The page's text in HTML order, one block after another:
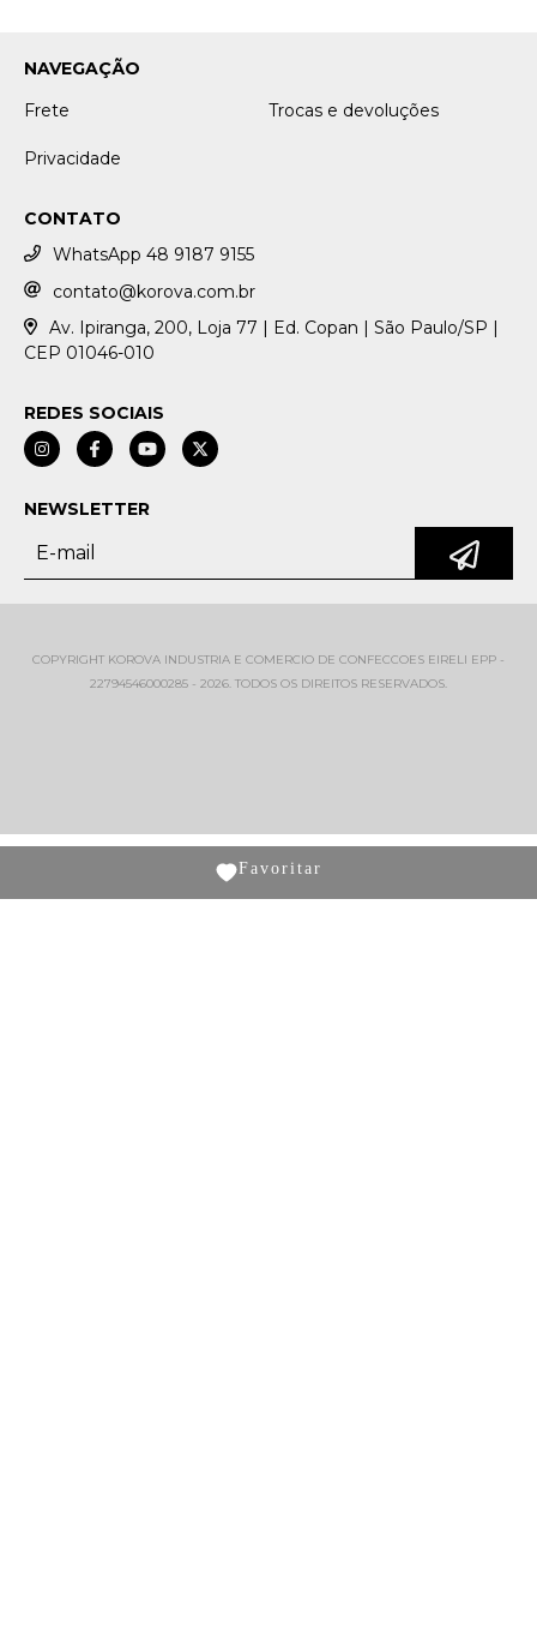
NAVEGAÇÃO
Frete
Trocas e devoluções
Privacidade
CONTATO
WhatsApp 48 9187 9155
contato@korova.com.br
Av. Ipiranga, 200, Loja 77 | Ed. Copan | São Paulo/SP |
CEP 01046-010
REDES SOCIAIS
NEWSLETTER
COPYRIGHT KOROVA INDUSTRIA E COMERCIO DE CONFECCOES EIRELI EPP -
22794546000285 - 2026. TODOS OS DIREITOS RESERVADOS.